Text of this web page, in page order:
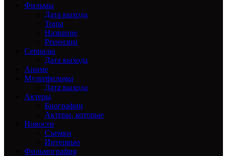
Фильмы
Дата выхода
Топы
Название
Рецензии
Сериалы
Дата выхода
Аниме
Мультфильмы
Дата выхода
Актеры
Биографии
Актеры, которые
Новости
Съемки
Интервью
Фильмография